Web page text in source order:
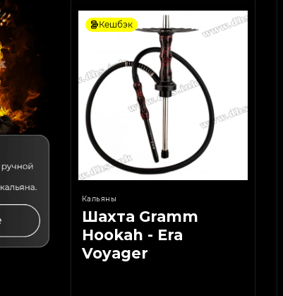
Кешбэк
Кальяны
Шахта Gramm
Hookah - Era
Voyager